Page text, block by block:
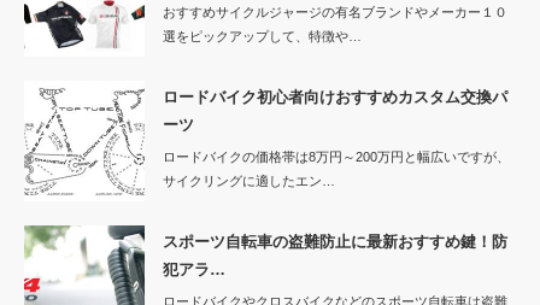
おすすめサイクルジャージの有名ブランドやメーカー１０
選をピックアップして、特徴や…
ロードバイク初心者向けおすすめカスタム交換パ
ーツ
ロードバイクの価格帯は8万円～200万円と幅広いですが、
サイクリングに適したエン…
スポーツ自転車の盗難防止に最新おすすめ鍵！防
犯アラ…
ロードバイクやクロスバイクなどのスポーツ自転車は盗難